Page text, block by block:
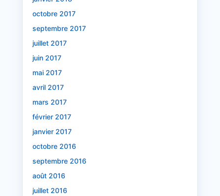
octobre 2017
septembre 2017
juillet 2017
juin 2017
mai 2017
avril 2017
mars 2017
février 2017
janvier 2017
octobre 2016
septembre 2016
août 2016
juillet 2016